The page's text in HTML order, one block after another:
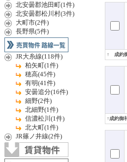
北安曇郡池田町(1件)
北安曇郡松川村(3件)
大町市(2件)
長野県(5件)
JR大糸線(118件)
柏矢町(1件)
穂高(45件)
有明(41件)
安曇追分(16件)
細野(2件)
北細野(1件)
信濃松川(1件)
北大町(1件)
JR篠ノ井線(2件)
↑ 成約
↑成約御